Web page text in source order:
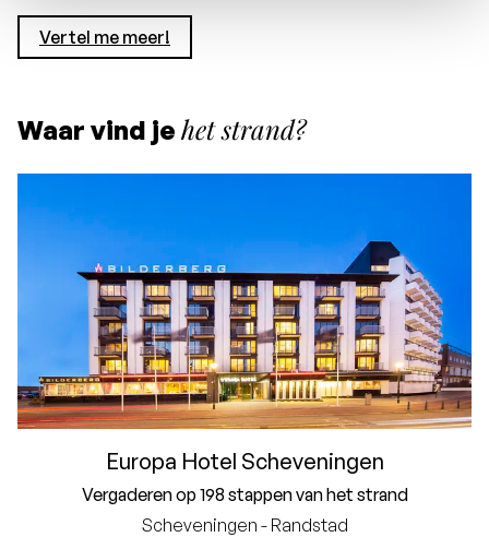
Vertel me meer!
Waar vind je het strand?
Europa Hotel Scheveningen
Vergaderen op 198 stappen van het strand
Scheveningen - Randstad